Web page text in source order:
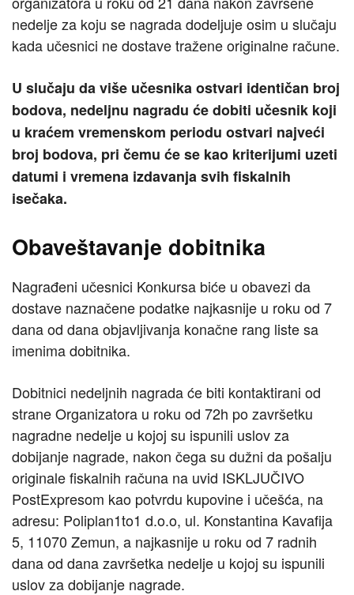
nedelje za koju se nagrada dodeljuje osim u slučaju
kada učesnici ne dostave tražene originalne račune.
U slučaju da više učesnika ostvari identičan broj
bodova, nedeljnu nagradu će dobiti učesnik koji
u kraćem vremenskom periodu ostvari najveći
broj bodova, pri čemu će se kao kriterijumi uzeti
datumi i vremena izdavanja svih fiskalnih
isečaka.
Obaveštavanje dobitnika
Nagrađeni učesnici Konkursa biće u obavezi da
dostave naznačene podatke najkasnije u roku od 7
dana od dana objavljivanja konačne rang liste sa
imenima dobitnika.
Dobitnici nedeljnih nagrada će biti kontaktirani od
strane Organizatora u roku od 72h po završetku
nagradne nedelje u kojoj su ispunili uslov za
dobijanje nagrade, nakon čega su dužni da pošalju
originale fiskalnih računa na uvid ISKLJUČIVO
PostExpresom kao potvrdu kupovine i učešća, na
adresu: Poliplan1to1 d.o.o, ul. Konstantina Kavafija
5, 11070 Zemun, a najkasnije u roku od 7 radnih
dana od dana završetka nedelje u kojoj su ispunili
uslov za dobijanje nagrade.